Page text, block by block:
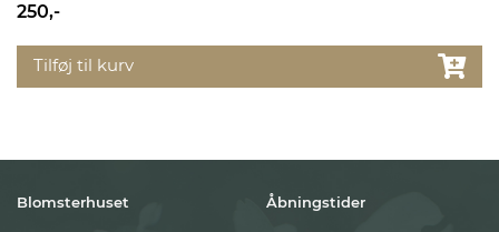
250,-
Tilføj til kurv
Blomsterhuset Åbningstider